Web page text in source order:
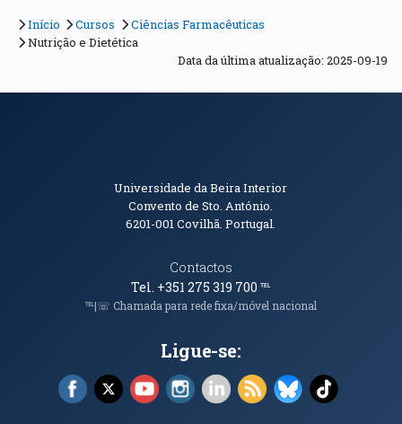
Início Cursos
Ciências Farmacêuticas
Nutrição e Dietética
Data da última atualização: 2025-09-19
Informações de Contacto
Universidade da Beira Interior
Convento de Sto. António.
6201-001Covilhã. Portugal.
Contactos
Tel. +351 275 319 700℡
℡|☏ Chamada para rede fixa/móvel nacional
Ligue-se:
Facebook (abre em nova janela)
X (abre em nova janela)
YouTube (abre em nova janela)
Instagram (abre em nova janela)
LinkedIn (abre em nova
RSS (abre em nova
Bluesky (abre
TikTok